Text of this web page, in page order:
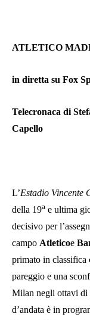
ATLETICO
in diretta su Fox
Telecronaca di
Capello
L’Estadio Vincente
della 19ª e ultima
decisivo per
campo Atleticoe
primato in
pareggio e una
Milan negli ottavi di
d’andata è in